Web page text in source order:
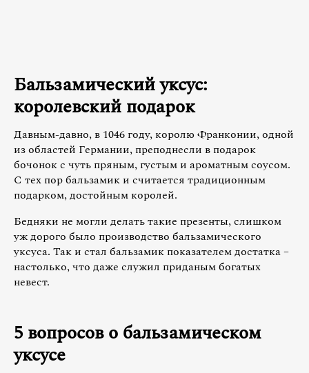
Бальзамический уксус:
королевский подарок
Давным-давно, в 1046 году, королю Франконии, одной
из областей Германии, преподнесли в подарок
бочонок с чуть пряным, густым и ароматным соусом.
С тех пор бальзамик и считается традиционным
подарком, достойным королей.
Бедняки не могли делать такие презенты, слишком
уж дорого было производство бальзамического
уксуса. Так и стал бальзамик показателем достатка –
настолько, что даже служил приданым богатых
невест.
5 вопросов о бальзамическом
уксусе